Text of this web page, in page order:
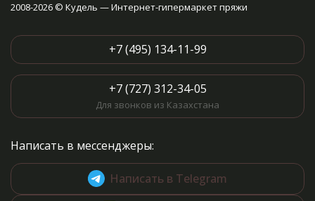
2008-2026 © Кудель — Интернет-гипермаркет пряжи
+7 (495) 134-11-99
+7 (727) 312-34-05
Для звонков из Казахстана
Написать в мессенджеры:
Написать в Telegram